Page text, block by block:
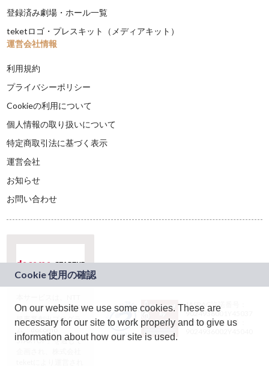
登録済み劇場・ホール一覧
teketロゴ・プレスキット（メディアキット）
運営会社情報
利用規約
プライバシーポリシー
Cookieの利用について
個人情報の取り扱いについて
特定商取引法に基づく表示
運営会社
お知らせ
お問い合わせ
ドコモグループの新
規事業創出プログラ
ム「docomo
STARTUP」を通じて
JASRAC許諾番号：
9024936001Y45037
JASRAC許諾番号：
On our website we use some cookies. These are
necessary for our site to work properly and to give us
information about how our site is used.